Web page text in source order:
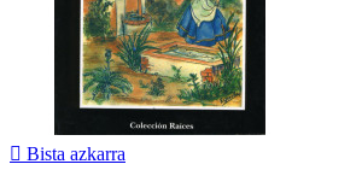
 Bista azkarra